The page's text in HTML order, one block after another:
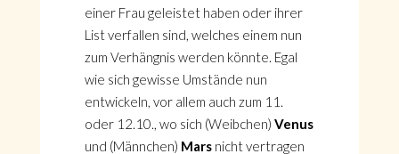
einer Frau geleistet haben oder ihrer
List verfallen sind, welches einem nun
zum Verhängnis werden könnte. Egal
wie sich gewisse Umstände nun
entwickeln, vor allem auch zum 11.
oder 12.10., wo sich (Weibchen) Venus
und (Männchen) Marsnicht vertragen